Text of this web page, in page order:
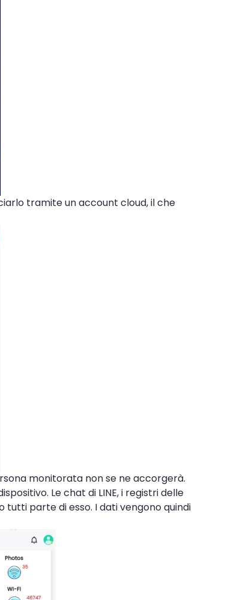
tramite un account cloud, il che
monitorata non se ne accorgerà.
Le chat di LINE, i registri delle
parte di esso. I dati vengono quindi